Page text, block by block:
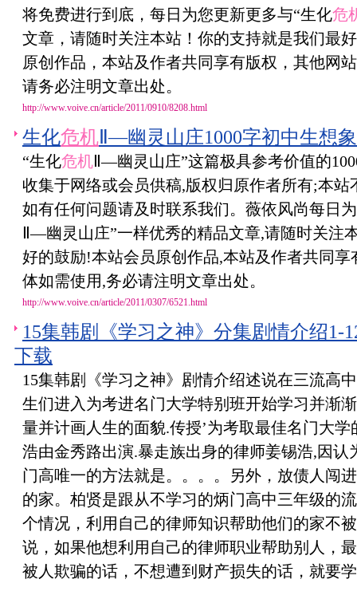
将免费进行到底，每日为您更新更多与“生化危
文章，请随时关注本站！你的支持就是我们最
原创作品，本站及作者共同享有版权，其他网
请务必注明文章出处。
http://www.voive.cn/article/2011/0910/8208.html
生化危机 Ⅱ—幽灵山庄1000字初中生想
“生化危机 Ⅱ—幽灵山庄”这篇极具参考价值的
收集于网络或会员供稿,版权归原作者所有;本站
如有任何问题请及时联系我们。薇依风尚每日
Ⅱ—幽灵山庄”一样优秀的精品文章,请随时关注
好的鼓励!本站会员原创作品,本站及作者共同
体如需使用,务必请注明文章出处。
http://www.voive.cn/article/2011/0307/6521.html
15集韩剧《学习之神》分集剧情介绍1-
下载
15集韩剧《学习之神》剧情介绍述说在三流高
生们进入为考进名门大学特别班开始学习并渐
量并计画人生的面貌.传授’为考取最佳名门大学
浩由金秀路出演.暴走族出身的律师姜锡浩,因认
门高唯一的方法就是。。。。另外，放债人闯
的家。柏贤是跟从不学习的炳门高中三年级的
个情况，利用自己的律师知识帮助他们的家不
说，如果他想利用自己的律师职业帮助别人，
被人欺骗的话，不想遭到财产损失的话，就要